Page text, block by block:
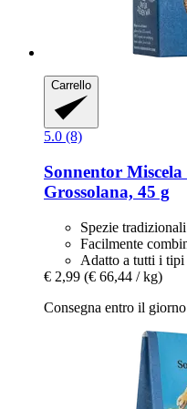
Carrello
5.0 (8)
Sonnentor
Grossolana, 45 g
Spezie tradizionali
Facilmente
Adatto a tutti i tipi
€ 2,99 (€ 66,44 / kg)
Consegna entro il